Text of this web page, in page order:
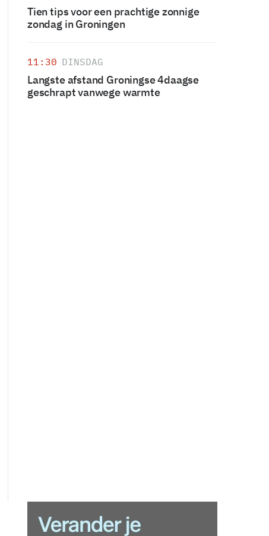
Tien tips voor een prachtige zonnige
zondag in Groningen
11:30 DINSDAG
Langste afstand Groningse 4daagse
geschrapt vanwege warmte